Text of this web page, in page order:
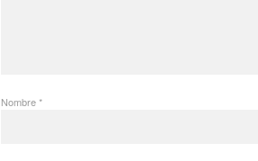
Nombre*